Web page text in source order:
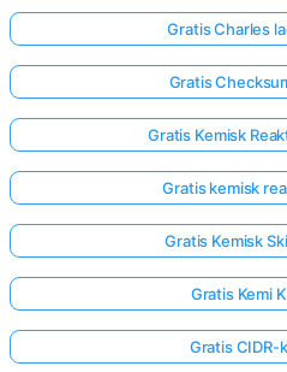
Gratis Charles
Gratis
Gratis Kemisk
Gratis kemisk
Gratis Kemisk
Gratis Kemi
Gratis CIDR-